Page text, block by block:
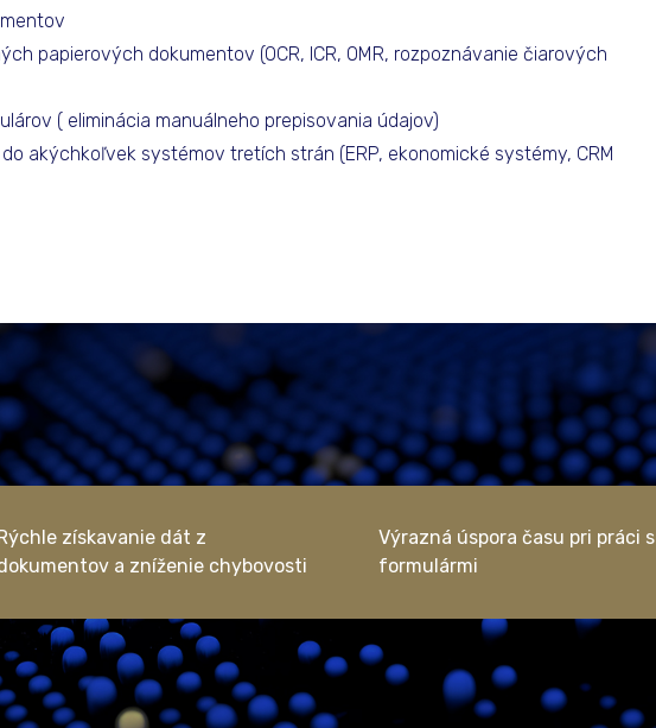
papierových dokumentov (OCR, ICR, OMR, rozpoznávanie čiarových
( eliminácia manuálneho prepisovania údajov)
akýchkoľvek systémov tretích strán (ERP, ekonomické systémy, CRM
získavanie dát z
a zníženie chybovosti
Výrazná úspora času pri práci s
formulármi